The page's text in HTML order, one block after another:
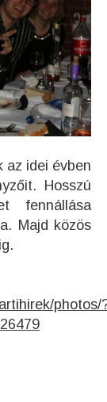
az idei évben
Hosszú
fennállása
Majd közös
photos/